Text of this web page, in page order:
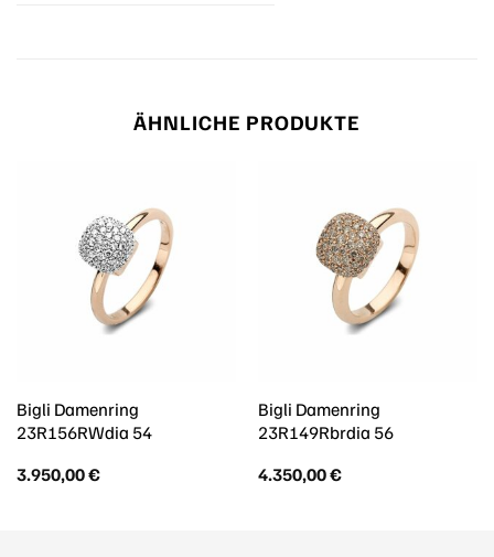
ÄHNLICHE PRODUKTE
Bigli Damenring
23R156RWdia 54
3.950,00€
Bigli Damenring
23R149Rbrdia 56
4.350,00€